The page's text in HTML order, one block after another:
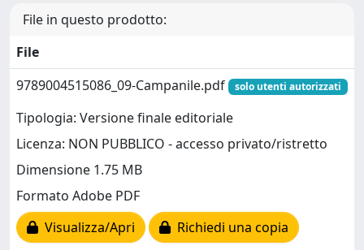
File in questo prodotto:
File
9789004515086_09-Campanile.pdf
solo utenti autorizzati
Tipologia: Versione finale editoriale
Licenza: NON PUBBLICO - accesso privato/ristretto
Dimensione 1.75 MB
Formato Adobe PDF
Visualizza/Apri
Richiedi una copia